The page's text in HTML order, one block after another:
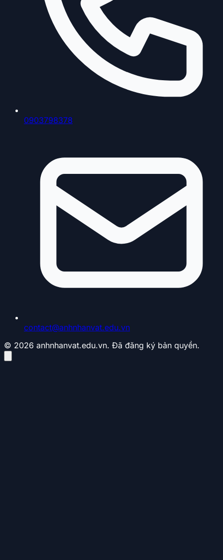
0903798378
contact@anhnhanvat.edu.vn
© 2026 anhnhanvat.edu.vn. Đã đăng ký bản quyền.